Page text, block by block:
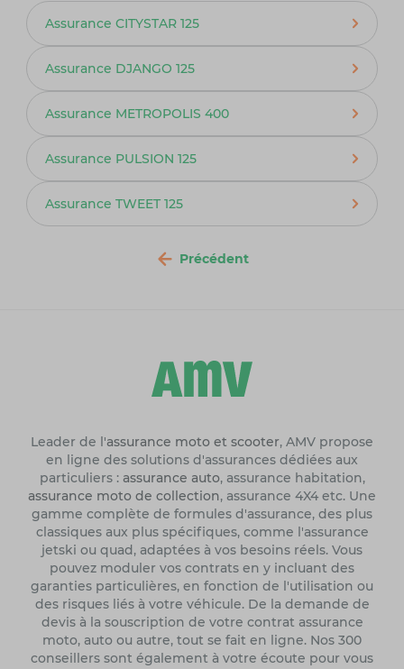
Assurance CITYSTAR 125
Assurance DJANGO 125
Assurance METROPOLIS 400
Assurance PULSION 125
Assurance TWEET 125
Précédent
Leader de l'assurance moto et scooter, AMV propose
en ligne des solutions d'assurances dédiées aux
particuliers : assurance auto, assurance habitation,
assurance moto de collection, assurance 4X4 etc. Une
gamme complète de formules d'assurance, des plus
classiques aux plus spécifiques, comme l'assurance
jetski ou quad, adaptées à vos besoins réels. Vous
pouvez moduler vos contrats en y incluant des
garanties particulières, en fonction de l'utilisation ou
des risques liés à votre véhicule. De la demande de
devis à la souscription de votre contrat assurance
moto, auto ou autre, tout se fait en ligne. Nos 300
conseillers sont également à votre écoute pour vous